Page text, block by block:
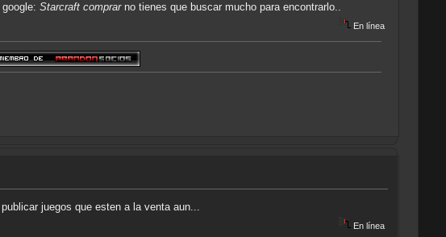
google:Starcraft comprarno tienes que buscar mucho para encontrarlo..
En línea
juegos que esten a la venta aun...
En línea